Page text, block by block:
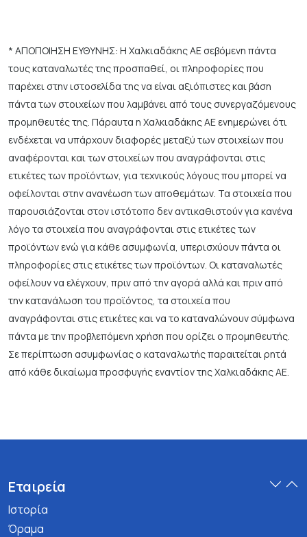
* ΑΠΟΠΟΙΗΣΗ ΕΥΘΥΝΗΣ: Η Χαλκιαδάκης ΑΕ σεβόμενη πάντα
τους καταναλωτές της προσπαθεί, οι πληροφορίες που
παρέχει στην ιστοσελίδα της να είναι αξιόπιστες και βάση
πάντα των στοιχείων που λαμβάνει από τους συνεργαζόμενους
προμηθευτές της. Πάραυτα η Χαλκιαδάκης ΑΕ ενημερώνει ότι
ενδέχεται να υπάρχουν διαφορές μεταξύ των στοιχείων που
αναφέρονται και των στοιχείων που αναγράφονται στις
ετικέτες των προϊόντων, για τεχνικούς λόγους που μπορεί να
οφείλονται στην ανανέωση των αποθεμάτων. Τα στοιχεία που
παρουσιάζονται στον ιστότοπο δεν αντικαθιστούν για κανένα
λόγο τα στοιχεία που αναγράφονται στις ετικέτες των
προϊόντων ενώ για κάθε ασυμφωνία, υπερισχύουν πάντα οι
πληροφορίες στις ετικέτες των προϊόντων. Οι καταναλωτές
οφείλουν να ελέγχουν, πριν από την αγορά αλλά και πριν από
την κατανάλωση του προϊόντος, τα στοιχεία που
αναγράφονται στις ετικέτες και να το καταναλώνουν σύμφωνα
πάντα με την προβλεπόμενη χρήση που ορίζει ο προμηθευτής.
Σε περίπτωση ασυμφωνίας ο καταναλωτής παραιτείται ρητά
από κάθε δικαίωμα προσφυγής εναντίον της Χαλκιαδάκης ΑΕ.
Εταιρεία
Ιστορία
Όραμα